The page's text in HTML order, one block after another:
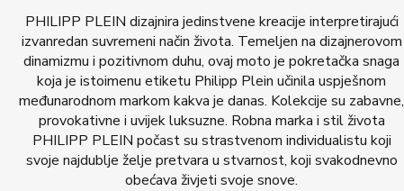
PHILIPP PLEIN dizajnira jedinstvene kreacije interpretirajući
izvanredan suvremeni način života. Temeljen na dizajnerovom
dinamizmu i pozitivnom duhu, ovaj moto je pokretačka snaga
koja je istoimenu etiketu Philipp Plein učinila uspješnom
međunarodnom markom kakva je danas. Kolekcije su zabavne,
provokativne i uvijek luksuzne. Robna marka i stil života
PHILIPP PLEIN počast su strastvenom individualistu koji
svoje najdublje želje pretvara u stvarnost, koji svakodnevno
obećava živjeti svoje snove.